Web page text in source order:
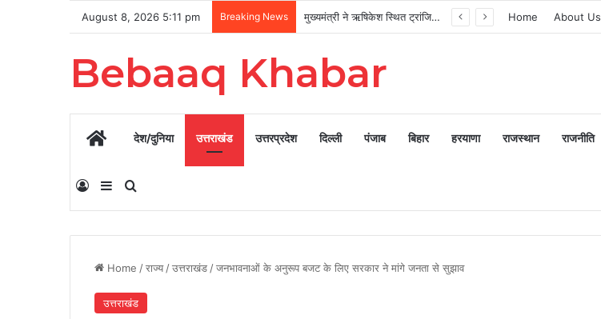
August 8, 2026 5:11 pm Breaking News मुख्यमंत्री ने ऋषिकेश स्थित ट्रांजिट कैंप का किया औचक निरीक्षण Home About Us
Bebaaq Khabar
Homeदेश/दुनिया उत्तराखंड उत्तरप्रदेश दिल्ली पंजाब बिहार हरयाणा राजस्थान राजनीति
Log InSidebarSearch for
Home /राज्य /उत्तराखंड /जनभावनाओं के अनुरूप बजट के लिए सरकार ने मांगे जनता से सुझाव
उत्तराखंड